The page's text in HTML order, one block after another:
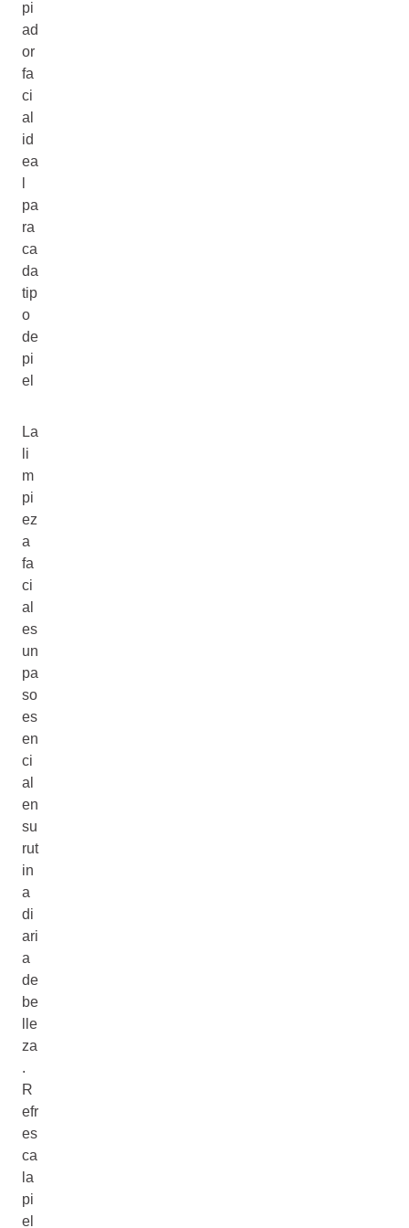
pi
ad
or
fa
ci
al
id
ea
pa
ra
ca
da
tip
o
de
pi
el
La
li
m
pi
ez
a
fa
ci
al
es
un
pa
so
es
en
ci
al
en
su
rut
in
a
di
ari
a
de
be
lle
za
.
R
efr
es
ca
la
pi
el